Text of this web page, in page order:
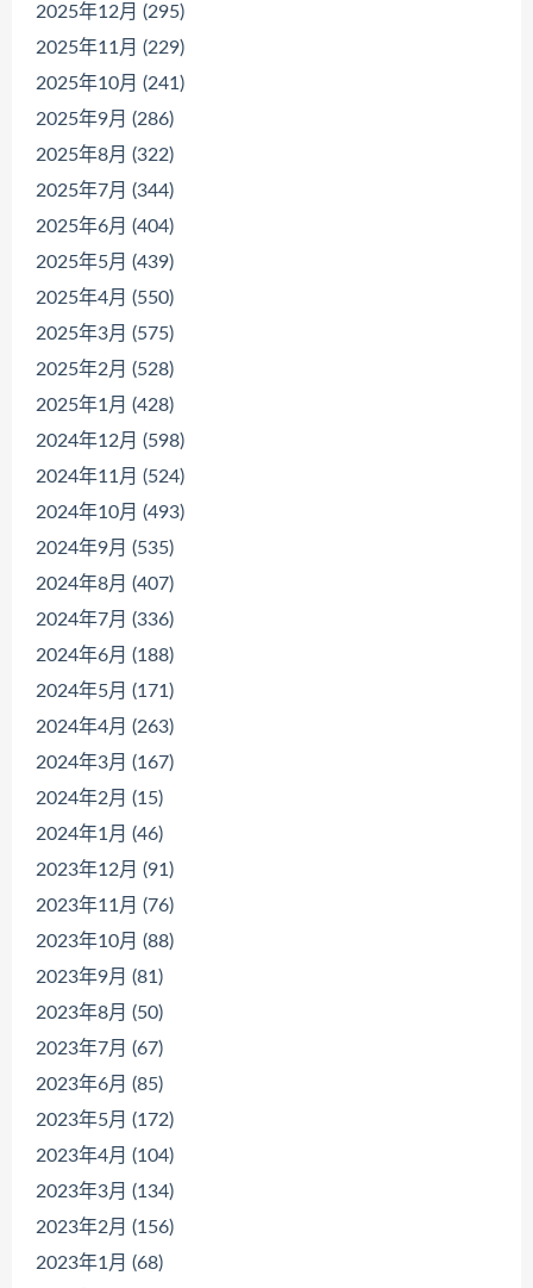
2025年12月 (295)
2025年11月 (229)
2025年10月 (241)
2025年9月 (286)
2025年8月 (322)
2025年7月 (344)
2025年6月 (404)
2025年5月 (439)
2025年4月 (550)
2025年3月 (575)
2025年2月 (528)
2025年1月 (428)
2024年12月 (598)
2024年11月 (524)
2024年10月 (493)
2024年9月 (535)
2024年8月 (407)
2024年7月 (336)
2024年6月 (188)
2024年5月 (171)
2024年4月 (263)
2024年3月 (167)
2024年2月 (15)
2024年1月 (46)
2023年12月 (91)
2023年11月 (76)
2023年10月 (88)
2023年9月 (81)
2023年8月 (50)
2023年7月 (67)
2023年6月 (85)
2023年5月 (172)
2023年4月 (104)
2023年3月 (134)
2023年2月 (156)
2023年1月 (68)